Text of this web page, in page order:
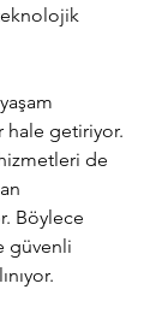
hale getiriyor.
de
Böylece
güvenli